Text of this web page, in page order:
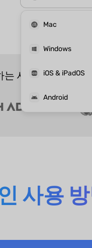
Mac
Windows
iOS & iPadOS
Android
는 서비스:
사용